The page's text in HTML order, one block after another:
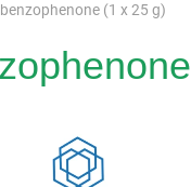
(1 x 25 g)